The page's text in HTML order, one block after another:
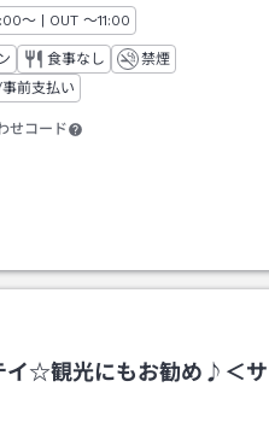
ックイン
～ | OUT チェックアウト
～11:00
食事なし
禁煙
前支払い
せコード
イ☆観光にもお勧め♪＜サ